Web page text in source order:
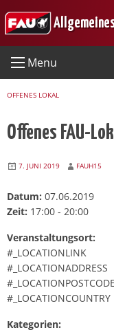
to
Menu
OFFENES LOKAL
Offenes FAU-
7. JUNI 2019 FAUH15
Datum: 07.06.2019
Zeit: 17:00 - 20:00
Veranstaltungsort:
#_LOCATIONLINK
#_LOCATIONADDRESS
#_LOCATIONCOUNTRY
Kategorien: